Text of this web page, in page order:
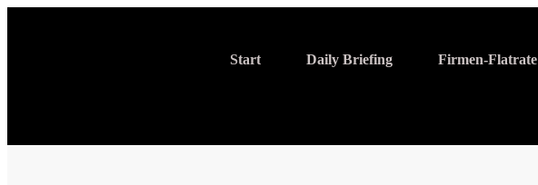
Start Daily Briefing Firmen-Flatrate